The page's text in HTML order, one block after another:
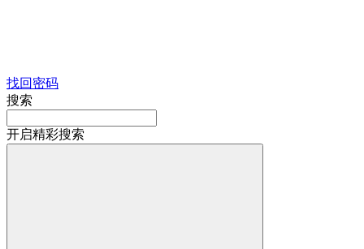
找回密码
搜索
开启精彩搜索